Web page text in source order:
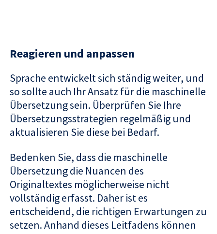
Reagieren und anpassen
Sprache entwickelt sich ständig weiter, und
so sollte auch Ihr Ansatz für die maschinelle
Übersetzung sein. Überprüfen Sie Ihre
Übersetzungsstrategien regelmäßig und
aktualisieren Sie diese bei Bedarf.
Bedenken Sie, dass die maschinelle
Übersetzung die Nuancen des
Originaltextes möglicherweise nicht
vollständig erfasst. Daher ist es
entscheidend, die richtigen Erwartungen zu
setzen. Anhand dieses Leitfadens können